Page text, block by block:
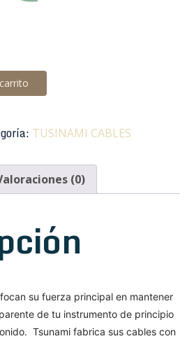
TUSINAMI CABLES
(0)
su fuerza principal en mantener
de tu instrumento de principio
Tsunami fabrica sus cables con